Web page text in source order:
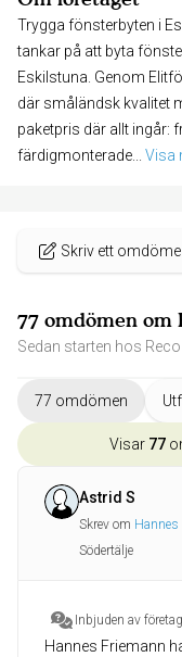
Trygga fönsterbyten i
tankar på att byta
Eskilstuna. Genom
där småländsk kvalitet
paketpris där allt ingår:
färdigmonterade
Visa
Skriv ett omdöme
77 omdömen om
Sedan starten hos
77 omdömen
Visar 77
Astrid S
Skrev om Hannes
Södertälje
Inbjuden av
Hannes Friemann